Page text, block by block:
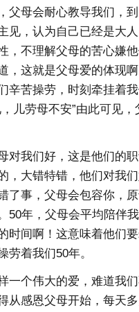
父母会耐心教导我们，到
见，认为自己已经是大
，不理解父母的苦心嫌
，这就是父母爱的体现
辛苦操劳，时刻牵挂着
儿劳母不安”由此可见，
对我们好，这是他们的
，大错特错，他们对我
了事，父母会包容你，
50年，父母会平均陪伴
时间啊！这意味着他们
劳着我们50年。
一个伟大的爱，难道我
从感恩父母开始，每天多